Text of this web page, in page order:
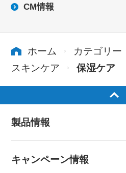
CM情報
ホーム
カテゴリー
スキンケア
保湿ケア
製品情報
キャンペーン情報